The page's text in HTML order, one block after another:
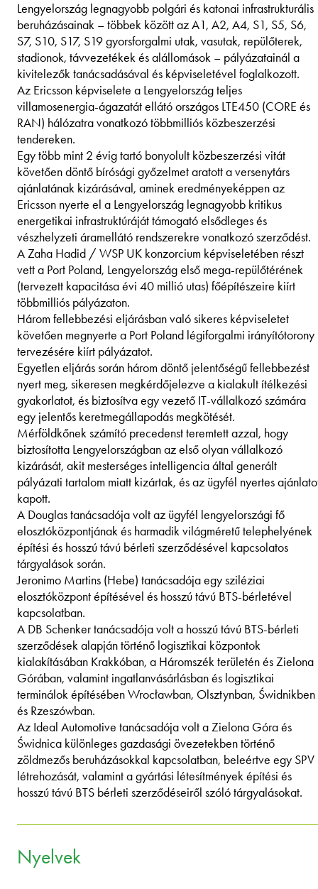
Lengyelország legnagyobb polgári és katonai infrastrukturális
beruházásainak – többek között az A1, A2, A4, S1, S5, S6,
S7, S10, S17, S19 gyorsforgalmi utak, vasutak, repülőterek,
stadionok, távvezetékek és alállomások – pályázatainál a
kivitelezők tanácsadásával és képviseletével foglalkozott.
Az Ericsson képviselete a Lengyelország teljes
villamosenergia-ágazatát ellátó országos LTE450 (CORE és
RAN) hálózatra vonatkozó többmilliós közbeszerzési
tendereken.
Egy több mint 2 évig tartó bonyolult közbeszerzési vitát
követően döntő bírósági győzelmet aratott a versenytárs
ajánlatának kizárásával, aminek eredményeképpen az
Ericsson nyerte el a Lengyelország legnagyobb kritikus
energetikai infrastruktúráját támogató elsődleges és
vészhelyzeti áramellátó rendszerekre vonatkozó szerződést.
A Zaha Hadid / WSP UK konzorcium képviseletében részt
vett a Port Poland, Lengyelország első mega-repülőtérének
(tervezett kapacitása évi 40 millió utas) főépítészeire kiírt
többmilliós pályázaton.
Három fellebbezési eljárásban való sikeres képviseletet
követően megnyerte a Port Poland légiforgalmi irányítótorony
tervezésére kiírt pályázatot.
Egyetlen eljárás során három döntő jelentőségű fellebbezést
nyert meg, sikeresen megkérdőjelezve a kialakult ítélkezési
gyakorlatot, és biztosítva egy vezető IT-vállalkozó számára
egy jelentős keretmegállapodás megkötését.
Mérföldkőnek számító precedenst teremtett azzal, hogy
biztosította Lengyelországban az első olyan vállalkozó
kizárását, akit mesterséges intelligencia által generált
pályázati tartalom miatt kizártak, és az ügyfél nyertes
kapott.
A Douglas tanácsadója volt az ügyfél lengyelországi fő
elosztóközpontjának és harmadik világméretű telephelyének
építési és hosszú távú bérleti szerződésével kapcsolatos
tárgyalások során.
Jeronimo Martins (Hebe) tanácsadója egy sziléziai
elosztóközpont építésével és hosszú távú BTS-bérletével
kapcsolatban.
A DB Schenker tanácsadója volt a hosszú távú BTS-bérleti
szerződések alapján történő logisztikai központok
kialakításában Krakkóban, a Háromszék területén és Zielona
Górában, valamint ingatlanvásárlásban és logisztikai
terminálok építésében Wrocławban, Olsztynban, Świdnikben
és Rzeszówban.
Az Ideal Automotive tanácsadója volt a Zielona Góra és
Świdnica különleges gazdasági övezetekben történő
zöldmezős beruházásokkal kapcsolatban, beleértve egy SPV
létrehozását, valamint a gyártási létesítmények építési és
hosszú távú BTS bérleti szerződéseiről szóló tárgyalásokat.
Nyelvek